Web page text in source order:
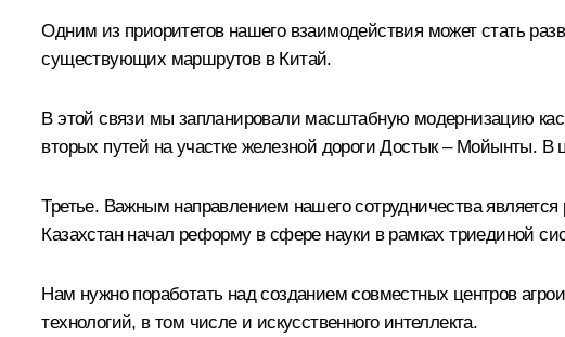
Одним из приоритетов нашего взаимодействия может стать
существующих маршрутов в Китай.
В этой связи мы запланировали масштабную модернизацию
вторых путей на участке железной дороги Достык – Мойынты.
Третье. Важным направлением нашего сотрудничества
Казахстан начал реформу в сфере науки в рамках триединой
Нам нужно поработать над созданием совместных центров
технологий, в том числе и искусственного интеллекта.